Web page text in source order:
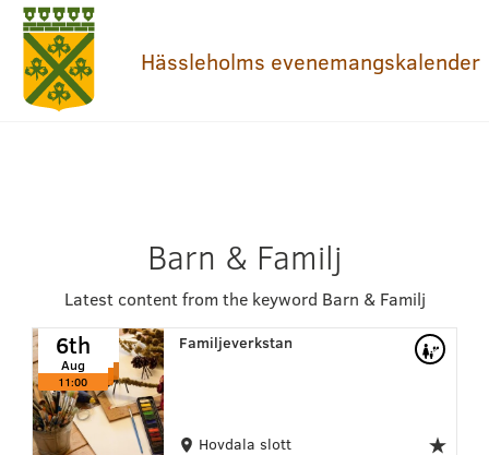
Hässleholms evenemangskalender
Barn & Familj
Latest content from the keyword Barn & Familj
Familjeverkstan
6th
Aug
11:00
6th
Aug
11:00
6th
Aug
11:00
Hovdala slott